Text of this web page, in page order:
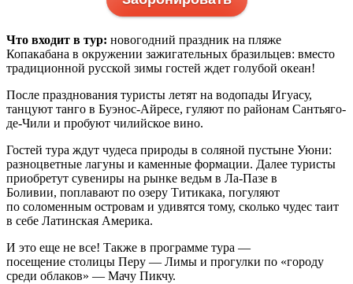
Что входит в тур: новогодний праздник на пляже
Копакабана в окружении зажигательных бразильцев: вместо
традиционной русской зимы гостей ждет голубой океан!
После празднования туристы летят на водопады Игуасу,
танцуют танго в Буэнос-Айресе, гуляют по районам Сантьяго-
де-Чили и пробуют чилийское вино.
Гостей тура ждут чудеса природы в соляной пустыне Уюни:
разноцветные лагуны и каменные формации. Далее туристы
приобретут сувениры на рынке ведьм в Ла-Пазе в
Боливии, поплавают по озеру Титикака, погуляют
по соломенным островам и удивятся тому, сколько чудес таит
в себе Латинская Америка.
И это еще не все! Также в программе тура —
посещение столицы Перу — Лимы и прогулки по «городу
среди облаков» — Мачу Пикчу.